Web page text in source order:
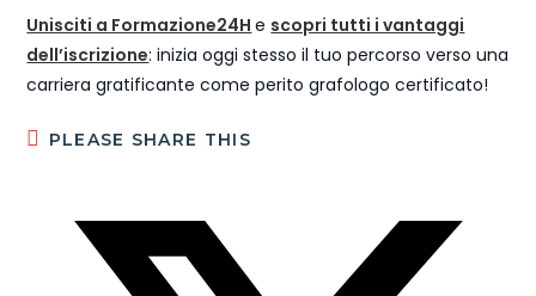
Unisciti a Formazione24H e scopri tutti i vantaggi
dell’iscrizione: inizia oggi stesso il tuo percorso verso una
carriera gratificante come perito grafologo certificato!
PLEASE SHARE THIS